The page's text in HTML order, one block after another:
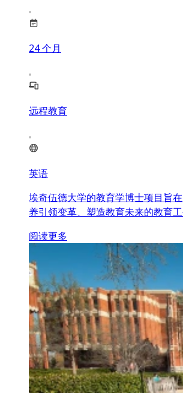
24个月
远程教育
英语
埃奇伍德大学的教育学博士项目旨
养引领变革、塑造教育未来的教育工
阅读更多